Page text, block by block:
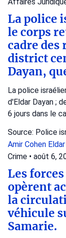
La police
le corps
cadre des
district
Dayan,
La police
d'Eldar Dayan ;
6 jours dans le
Source: Police
Amir Cohen
Crime • août 6,
Les
opèrent
la
véhicule
Samarie.